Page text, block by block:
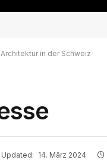
in der Schweiz
Updated: 14. März 2024